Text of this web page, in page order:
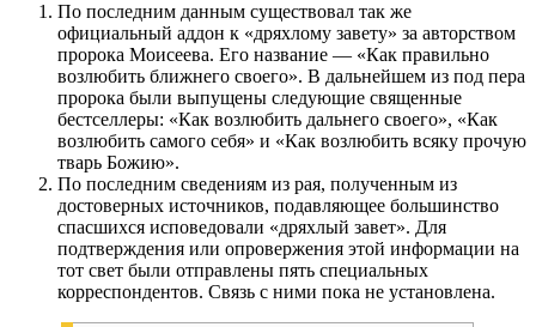
По последним данным существовал так же
официальный аддон к «дряхлому завету» за авторством
пророка Моисеева. Его название — «Как правильно
возлюбить ближнего своего». В дальнейшем из под пера
пророка были выпущены следующие священные
бестселлеры: «Как возлюбить дальнего своего», «Как
возлюбить самого себя» и «Как возлюбить всяку прочую
тварь Божию».
По последним сведениям из рая, полученным из
достоверных источников, подавляющее большинство
спасшихся исповедовали «дряхлый завет». Для
подтверждения или опровержения этой информации на
тот свет были отправлены пять специальных
корреспондентов. Связь с ними пока не установлена.